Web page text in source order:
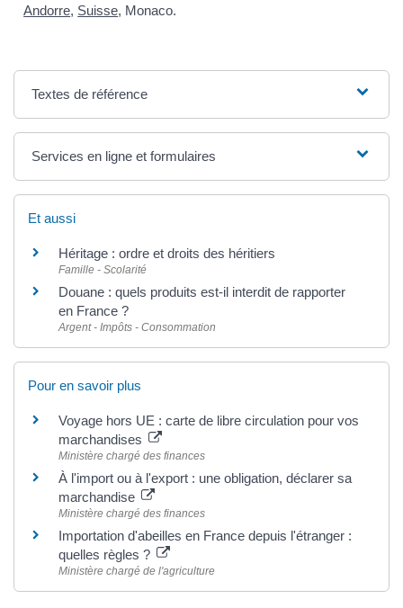
Andorre, Suisse, Monaco.
Textes de référence
Services en ligne et formulaires
Et aussi
Héritage : ordre et droits des héritiers
Famille - Scolarité
Douane : quels produits est-il interdit de rapporter
en France ?
Argent - Impôts - Consommation
Pour en savoir plus
Voyage hors UE : carte de libre circulation pour vos
marchandises
Ministère chargé des finances
À l'import ou à l'export : une obligation, déclarer sa
marchandise
Ministère chargé des finances
Importation d'abeilles en France depuis l'étranger :
quelles règles ?
Ministère chargé de l'agriculture